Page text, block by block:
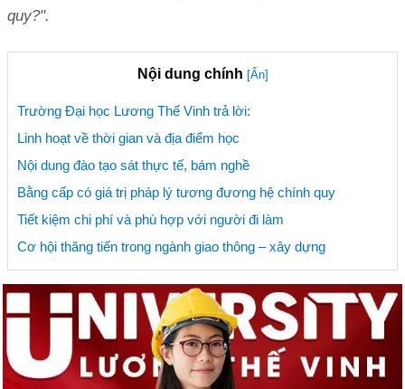
quy?".
Nội dung chính [Ẩn]
Trường Đại học Lương Thế Vinh trả lời:
Linh hoạt về thời gian và địa điểm học
Nội dung đào tạo sát thực tế, bám nghề
Bằng cấp có giá trị pháp lý tương đương hệ chính quy
Tiết kiệm chi phí và phù hợp với người đi làm
Cơ hội thăng tiến trong ngành giao thông – xây dựng